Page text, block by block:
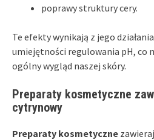
poprawy struktury cery.
Te efekty wynikają z jego
umiejętności regulowania pH, co
ogólny wygląd naszej skóry.
Preparaty kosmetyczne
cytrynowy
Preparaty kosmetyczne